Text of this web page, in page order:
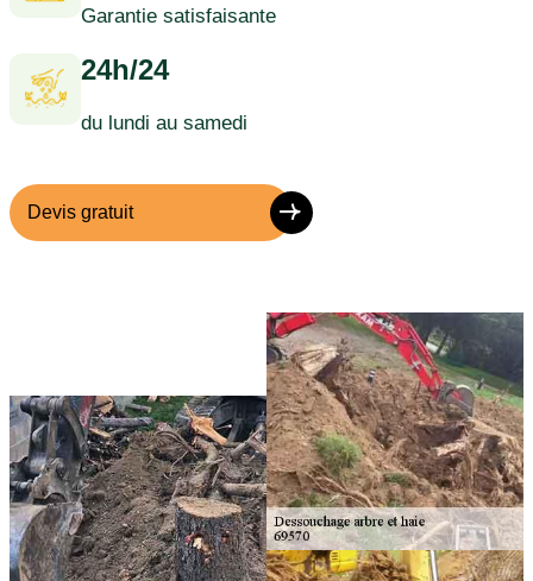
Garantie satisfaisante
24h/24
du lundi au samedi
Devis gratuit